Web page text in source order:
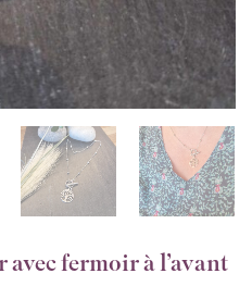
fermoir à l’avant